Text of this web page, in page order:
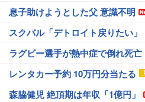
息子助けようとした父 意識不明
スクバル「デトロイト戻りたい」
ラグビー選手が熱中症で倒れ死亡
レンタカー予約 10万円分当たる
森脇健児 絶頂期は年収「1億円」